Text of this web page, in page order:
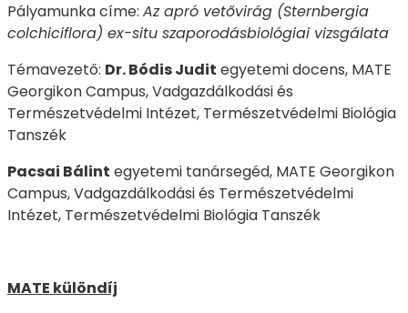
Pályamunka címe: Az apró vetővirág (Sternbergia
colchiciflora) ex-situ szaporodásbiológiai vizsgálata
Témavezető: Dr. Bódis Judit egyetemi docens, MATE
Georgikon Campus, Vadgazdálkodási és
Természetvédelmi Intézet, Természetvédelmi Biológia
Tanszék
Pacsai Bálint egyetemi tanársegéd, MATE Georgikon
Campus, Vadgazdálkodási és Természetvédelmi
Intézet, Természetvédelmi Biológia Tanszék
MATE különdíj